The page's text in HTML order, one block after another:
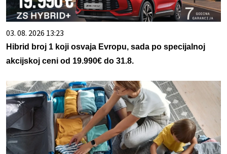
03. 08. 2026 13:23
Hibrid broj 1 koji osvaja Evropu, sada po specijalnoj
akcijskoj ceni od 19.990€ do 31.8.